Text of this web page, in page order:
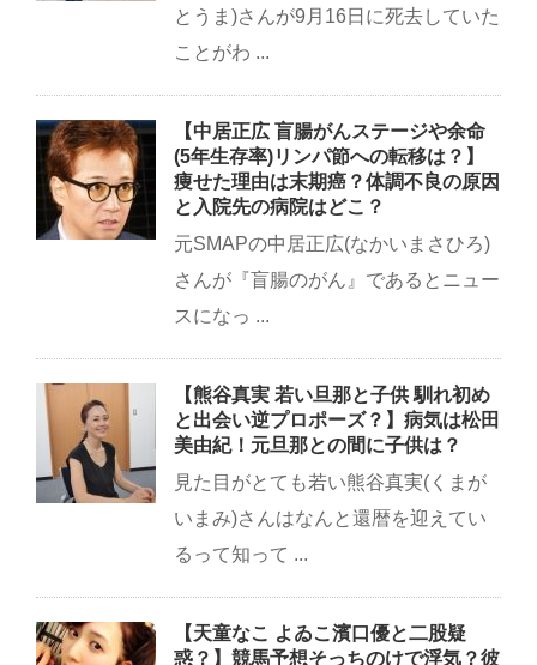
とうま)さんが9月16日に死去していた
ことがわ ...
【中居正広 盲腸がんステージや余命
(5年生存率)リンパ節への転移は？】
痩せた理由は末期癌？体調不良の原因
と入院先の病院はどこ？
元SMAPの中居正広(なかいまさひろ)
さんが『盲腸のがん』であるとニュー
スになっ ...
【熊谷真実 若い旦那と子供 馴れ初め
と出会い逆プロポーズ？】病気は松田
美由紀！元旦那との間に子供は？
見た目がとても若い熊谷真実(くまが
いまみ)さんはなんと還暦を迎えてい
るって知って ...
【天童なこ よゐこ濱口優と二股疑
惑？】競馬予想そっちのけで浮気？彼